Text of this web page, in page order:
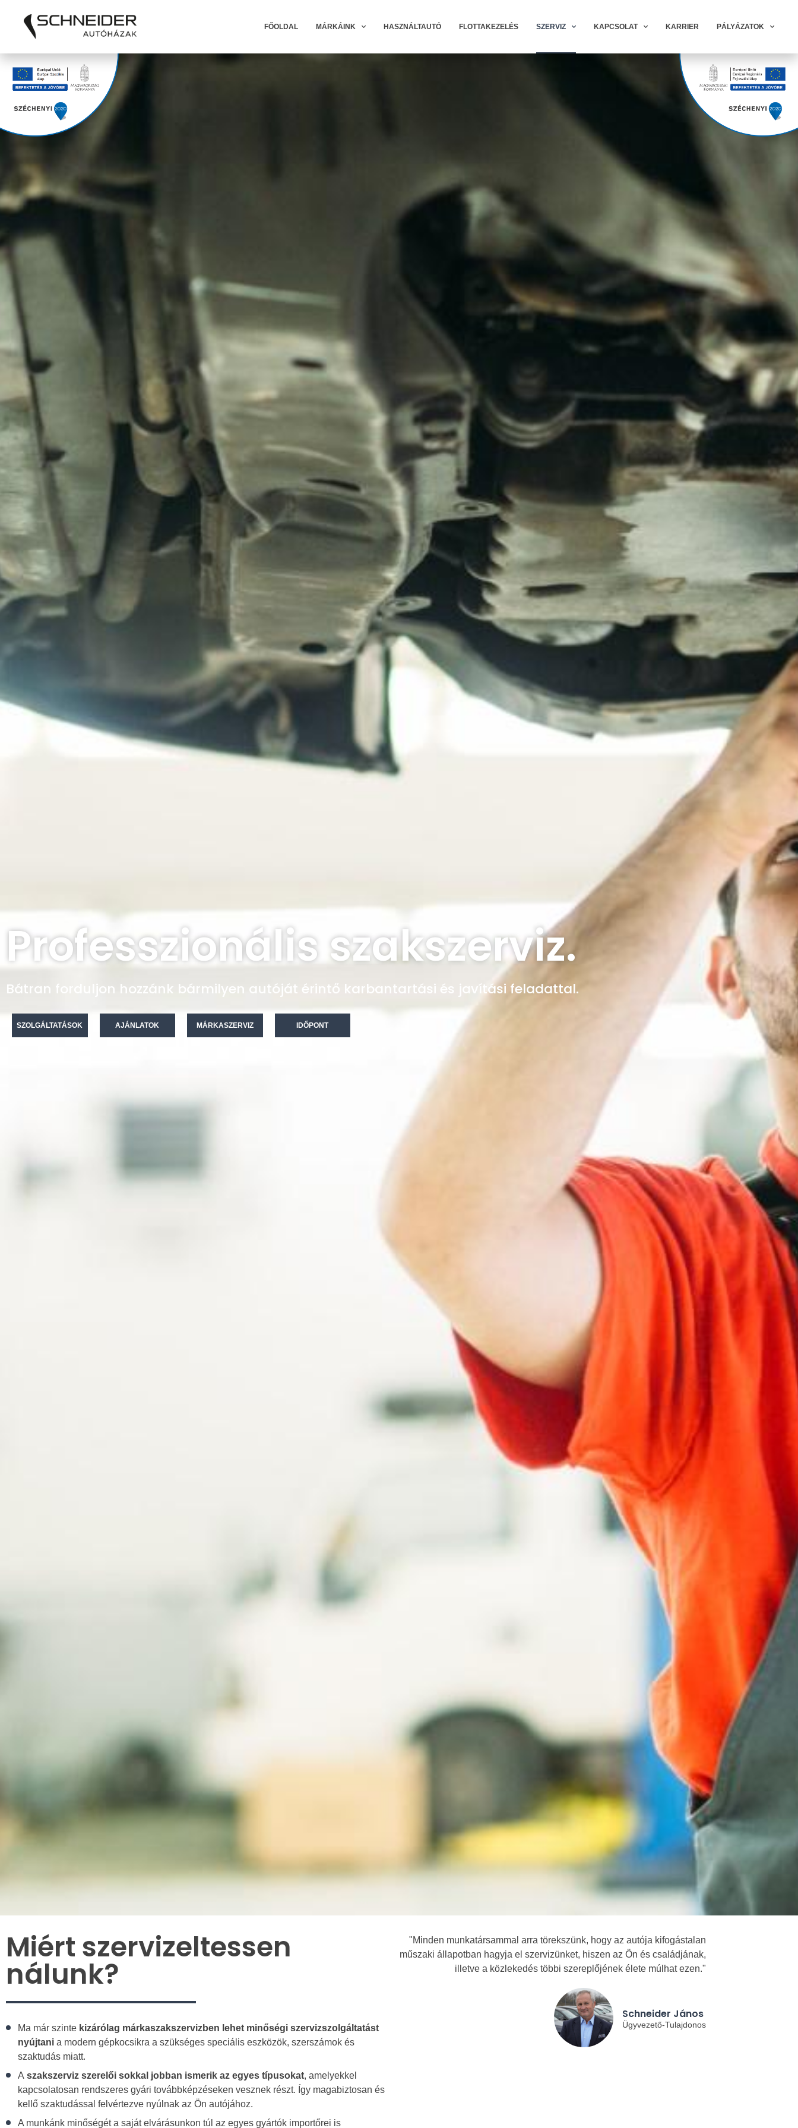
FŐOLDAL MÁRKÁINK HASZNÁLTAUTÓ FLOTTAKEZELÉS SZERVIZ KAPCSOLAT KARRIER PÁLYÁZATOK
Professzionális szakszerviz.
Bátran forduljon hozzánk bármilyen autóját érintő karbantartási és javítási feladattal.
SZOLGÁLTATÁSOK AJÁNLATOK MÁRKASZERVIZ IDŐPONT
Miért szervizeltessen
nálunk?
Ma már szinte kizárólag márkaszakszervizben lehet minőségi szervizszolgáltatást
nyújtani a modern gépkocsikra a szükséges speciális eszközök, szerszámok és
szaktudás miatt.
A szakszerviz szerelői sokkal jobban ismerik az egyes típusokat, amelyekkel
kapcsolatosan rendszeres gyári továbbképzéseken vesznek részt. Így magabiztosan és
kellő szaktudással felvértezve nyúlnak az Ön autójához.
A munkánk minőségét a saját elvárásunkon túl az egyes gyártók importőrei is
"Minden munkatársammal arra törekszünk, hogy az autója kifogástalan
műszaki állapotban hagyja el szervizünket, hiszen az Ön és családjának,
illetve a közlekedés többi szereplőjének élete múlhat ezen."
Schneider János
Ügyvezető-Tulajdonos